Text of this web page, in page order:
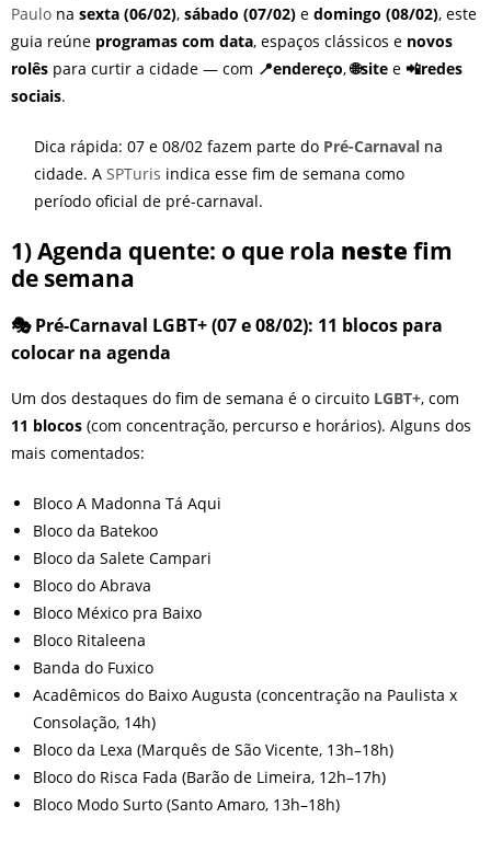
Paulo na sexta (06/02), sábado (07/02) e domingo (08/02), este
guia reúne programas com data, espaços clássicos e novos
rolês para curtir a cidade — com 📍endereço,🌐site e 📲redes
sociais.
Dica rápida: 07 e 08/02 fazem parte do Pré-Carnaval na
cidade. A SPTuris indica esse fim de semana como
período oficial de pré-carnaval.
1) Agenda quente: o que rola nestefim
de semana
🎭 Pré-Carnaval LGBT+ (07 e 08/02): 11 blocos para
colocar na agenda
Um dos destaques do fim de semana é o circuito LGBT+, com
11 blocos (com concentração, percurso e horários). Alguns dos
mais comentados:
Bloco A Madonna Tá Aqui
Bloco da Batekoo
Bloco da Salete Campari
Bloco do Abrava
Bloco México pra Baixo
Bloco Ritaleena
Banda do Fuxico
Acadêmicos do Baixo Augusta (concentração na Paulista x
Consolação, 14h)
Bloco da Lexa (Marquês de São Vicente, 13h–18h)
Bloco do Risca Fada (Barão de Limeira, 12h–17h)
Bloco Modo Surto (Santo Amaro, 13h–18h)